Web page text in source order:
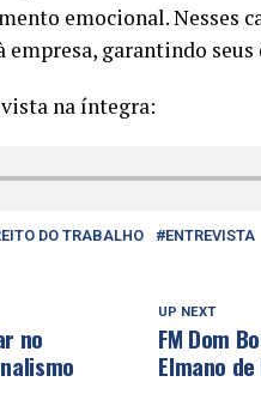
emocional. Nesses
garantindo
na íntegra:
DO TRABALHO ENTREVISTA
UP NEXT
FM Dom
Elmano
no